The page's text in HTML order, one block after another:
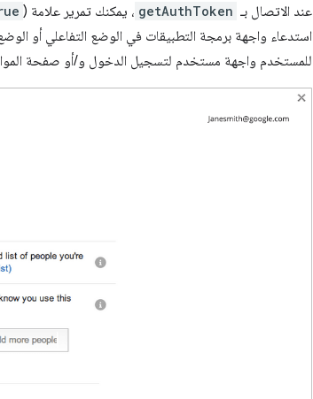
عند الاتصال بـ getAuthToken ، يمكنك تمرير علامة (
استدعاء واجهة برمجة التطبيقات في الوضع التفاعلي أو
للمستخدم واجهة مستخدم لتسجيل الدخول و/أو صفحة